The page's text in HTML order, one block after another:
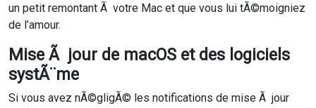
un petit remontant Ã votre Mac et que vous lui tÃ©moigniez
de l’amour.
Mise Ã jour de macOS et des logiciels
systÃ¨me
Si vous avez nÃ©gligÃ© les notifications de mise Ã jour